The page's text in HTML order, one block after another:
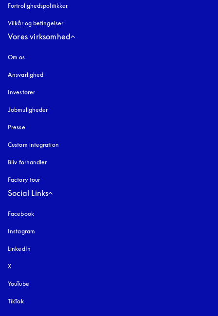
Fortrolighedspolitikker
Vilkår og betingelser
Vores virksomhed
Om os
Ansvarlighed
Investorer
Jobmuligheder
Presse
Custom integration
Bliv forhandler
Factory tour
Social Links
Facebook
Instagram
LinkedIn
X
YouTube
TikTok